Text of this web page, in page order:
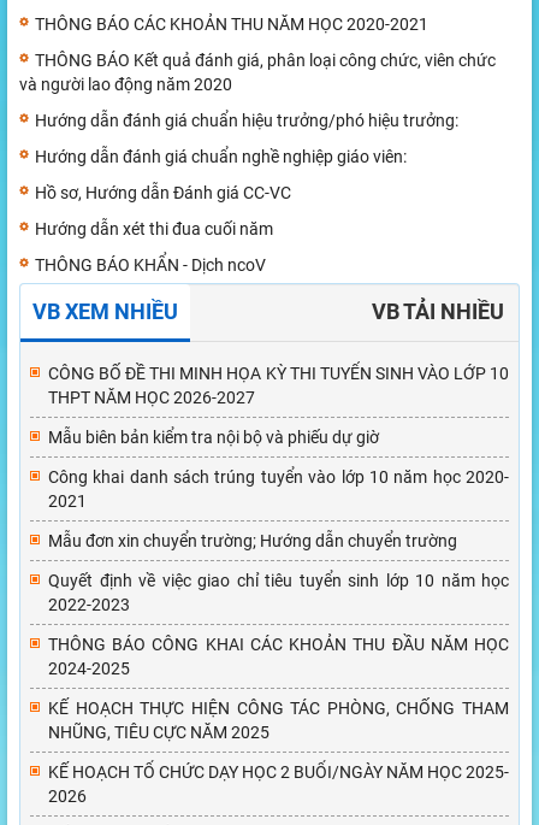
THÔNG BÁO CÁC KHOẢN THU NĂM HỌC 2020-2021
THÔNG BÁO Kết quả đánh giá, phân loại công chức, viên chức
và người lao động năm 2020
Hướng dẫn đánh giá chuẩn hiệu trưởng/phó hiệu trưởng:
Hướng dẫn đánh giá chuẩn nghề nghiệp giáo viên:
Hồ sơ, Hướng dẫn Đánh giá CC-VC
Hướng dẫn xét thi đua cuối năm
THÔNG BÁO KHẨN - Dịch ncoV
VB XEM NHIỀU VB TẢI NHIỀU
CÔNG BỐ ĐỀ THI MINH HỌA KỲ THI TUYỂN SINH VÀO LỚP 10
THPT NĂM HỌC 2026-2027
Mẫu biên bản kiểm tra nội bộ và phiếu dự giờ
Công khai danh sách trúng tuyển vào lớp 10 năm học 2020-
2021
Mẫu đơn xin chuyển trường; Hướng dẫn chuyển trường
Quyết định về việc giao chỉ tiêu tuyển sinh lớp 10 năm học
2022-2023
THÔNG BÁO CÔNG KHAI CÁC KHOẢN THU ĐẦU NĂM HỌC
2024-2025
KẾ HOẠCH THỰC HIỆN CÔNG TÁC PHÒNG, CHỐNG THAM
NHŨNG, TIÊU CỰC NĂM 2025
KẾ HOẠCH TỔ CHỨC DẠY HỌC 2 BUỔI/NGÀY NĂM HỌC 2025-
2026